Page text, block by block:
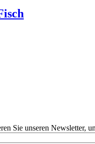
Sie unseren Newsletter,